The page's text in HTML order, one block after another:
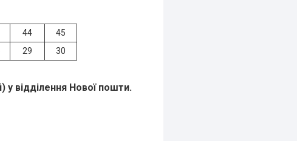
44
45
29 30
у відділення Нової пошти.